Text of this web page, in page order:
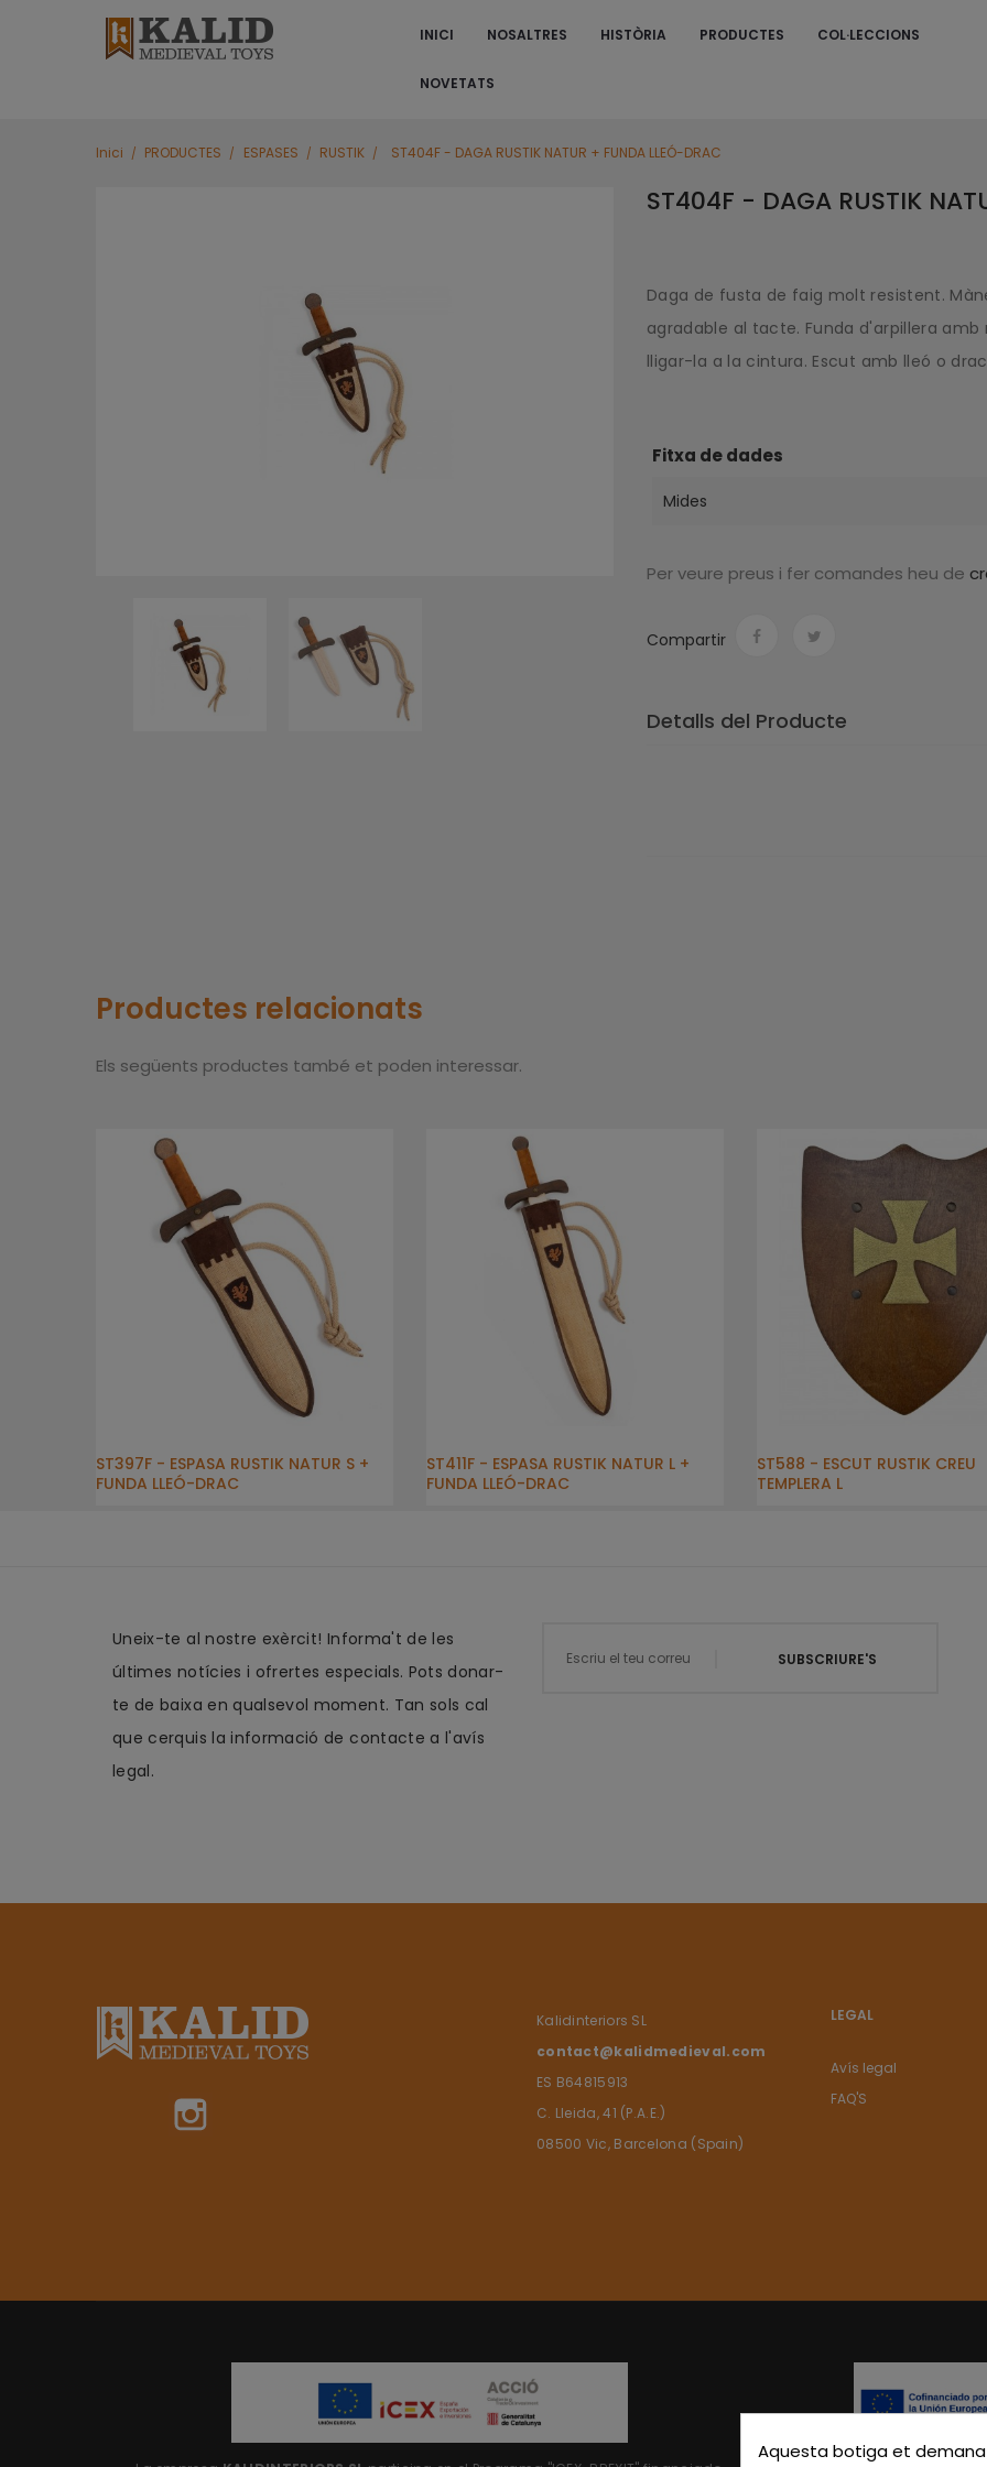
INICI NOSALTRES HISTÒRIA PRODUCTES COL·LECCIONS
NOVETATS
Inici PRODUCTES ESPASES RUSTIK ST404F - DAGA RUSTIK NATUR + FUNDA LLEÓ-DRAC
ST404F - DAGA RUSTIK
Daga de fusta de faig molt resistent.
agradable al tacte. Funda d'arpillera
lligar-la a la cintura. Escut amb lleó o
Fitxa de dades
Mides
Per veure preus i fer comandes heu de
Compartir
Detalls del Producte
Productes relacionats
Els següents productes també et poden interessar.
ST397F - ESPASA RUSTIK NATUR S +
FUNDA LLEÓ-DRAC
ST411F - ESPASA RUSTIK NATUR L +
FUNDA LLEÓ-DRAC
ST588 - ESCUT RUSTIK CREU
TEMPLERA L
Uneix-te al nostre exèrcit! Informa't de les
últimes notícies i ofrertes especials. Pots donar-
te de baixa en qualsevol moment. Tan sols cal
que cerquis la informació de contacte a l'avís
legal.
SUBSCRIURE'S
Kalidinteriors SL
contact@kalidmedieval.com
ES B64815913
C. Lleida, 41 (P.A.E.)
08500 Vic, Barcelona (Spain)
LEGAL
Avís legal
FAQ'S
Aquesta botiga et demana